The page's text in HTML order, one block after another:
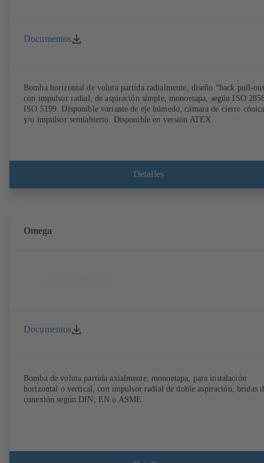
Documentos
Bomba horizontal de voluta partida radialmente, diseño “back pull-
con impulsor radial, de aspiración simple, monoetapa, según ISO
ISO 5199. Disponible variante de eje húmedo, cámara de cierre
y/o impulsor semiabierto. Disponible en versión ATEX.
Detalles
Omega
Documentos
Bomba de voluta partida axialmente, monoetapa, para instalación
horizontal o vertical, con impulsor radial de doble aspiración, bridas
conexión según DIN, EN o ASME.